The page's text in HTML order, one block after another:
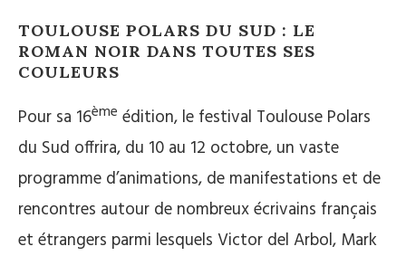
TOULOUSE POLARS DU SUD : LE
ROMAN NOIR DANS TOUTES SES
COULEURS
Pour sa 16ème édition, le festival Toulouse Polars
du Sud offrira, du 10 au 12 octobre, un vaste
programme d’animations, de manifestations et de
rencontres autour de nombreux écrivains français
et étrangers parmi lesquels Victor del Arbol, Mark